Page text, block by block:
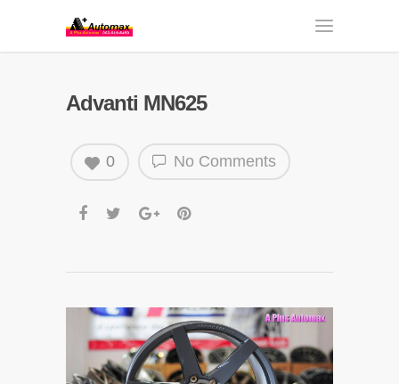
Advanti MN625
No Comments
0